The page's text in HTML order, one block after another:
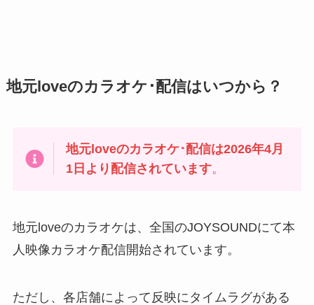
地元loveのカラオケ･配信はいつから？
地元loveのカラオケ･配信は2026年4月
1日より配信されています。
地元loveのカラオケは、全国のJOYSOUNDにて本
人映像カラオケ配信開始されています。
ただし、各店舗によって反映にタイムラグがある